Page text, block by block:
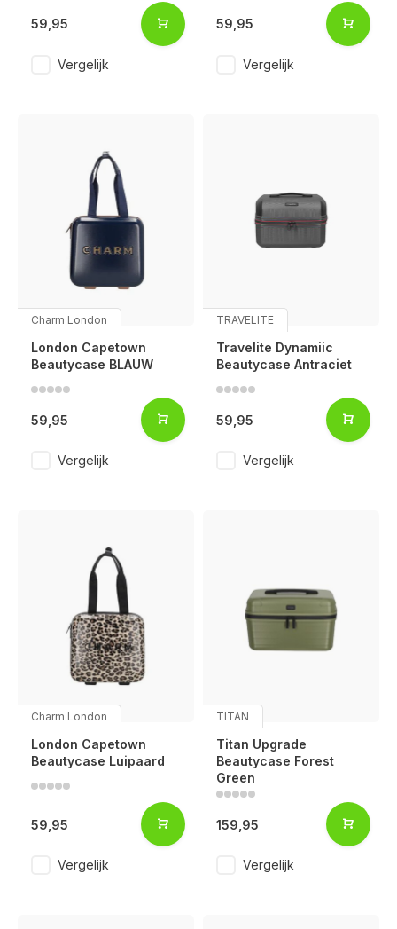
Voor 17:00 besteld, is vandaag verzonden (ma-vr)
59,95
Vergelijk
59,95
Vergelijk
Charm London
London Capetown
Beautycase BLAUW
59,95
Vergelijk
TRAVELITE
Travelite Dynamiic
Beautycase Antraciet
59,95
Vergelijk
Charm London
London Capetown
Beautycase Luipaard
59,95
Vergelijk
TITAN
Titan Upgrade
Beautycase Forest
Green
159,95
Vergelijk